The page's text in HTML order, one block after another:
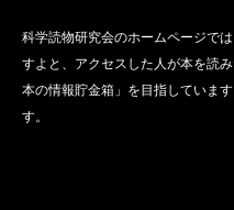
科学読物研究会のホームページで
すよと、アクセスした人が本を読
本の情報貯金箱」を目指していま
す。